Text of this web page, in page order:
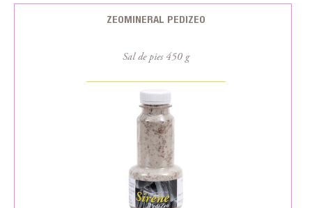
ZEOMINERAL PEDIZEO
Sal de pies 450 g